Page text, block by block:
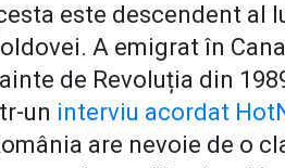
este descendent al
A emigrat în
de Revoluția din
un interviu acordat
are nevoie de o